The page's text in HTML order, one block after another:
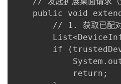
public void
// 1. 获取已配对
if
            return;